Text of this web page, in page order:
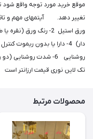
موقع خرید مورد توجه واقع شود
تک لاین نوری قیمت ارزانتر است
محصولات مرتبط